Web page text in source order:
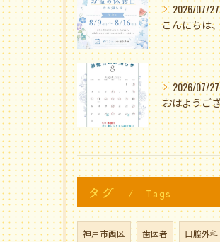
2026/07/27
2026/07/27
タグ Tags
神戸市西区 歯医者 口腔外科